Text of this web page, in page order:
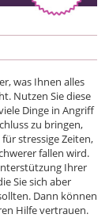
was Ihnen alles
Nutzen Sie diese
Dinge in Angriff
zu bringen,
stressige Zeiten,
fallen wird.
Ihrer
Sie sich aber
Dann können
Hilfe vertrauen.